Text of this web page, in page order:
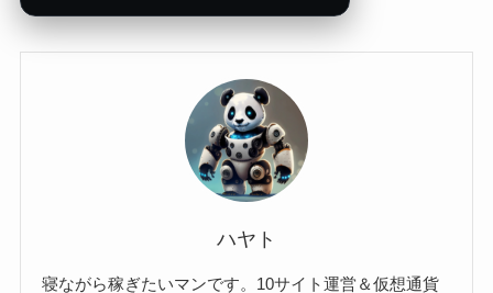
ハヤト
寝ながら稼ぎたいマンです。10サイト運営＆仮想通貨